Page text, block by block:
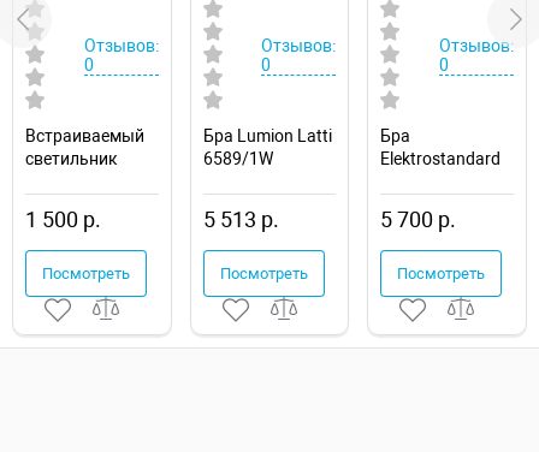
Отзывов:
0
Встраиваемый
светильник
1 500 р.
Посмотреть
Отзывов:
0
Бра Lumion Latti
6589/1W
5 513 р.
Посмотреть
Отзывов:
0
Бра
Elektrostandard
5 700 р.
Посмотреть